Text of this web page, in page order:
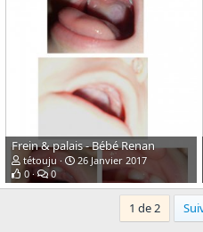
Frein & palais - Bébé Renan
tétouju
26 Janvier 2017
0
0
1 de 2